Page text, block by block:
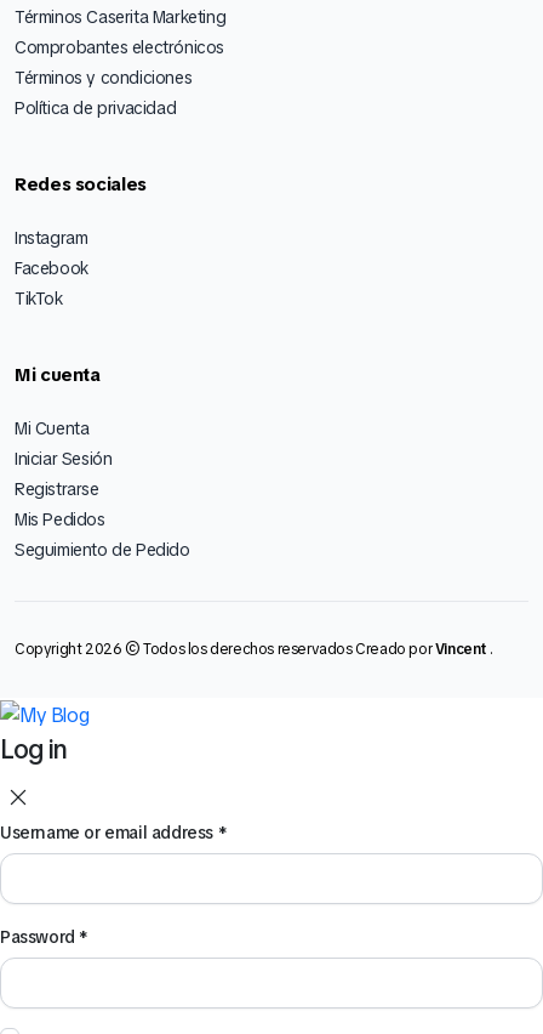
Términos Caserita Marketing
Comprobantes electrónicos
Términos y condiciones
Política de privacidad
Redes sociales
Instagram
Facebook
TikTok
Mi cuenta
Mi Cuenta
Iniciar Sesión
Registrarse
Mis Pedidos
Seguimiento de Pedido
Copyright 2026 © Todos los derechos reservados Creado porVincent .
Log in
Username or email address *
Password *